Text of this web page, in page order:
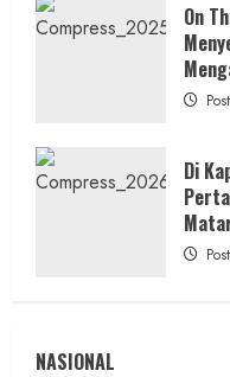
Berita KUA Sewon
KUA Sewon
Jaga Layanan
Posted on
On
Di
NASIONAL